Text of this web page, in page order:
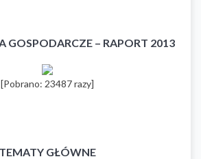
GOSPODARCZE – RAPORT 2013
[Pobrano: 23487 razy]
TEMATY GŁÓWNE